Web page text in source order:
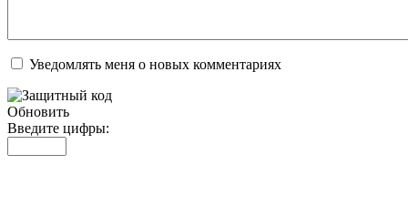
Уведомлять меня о новых комментариях
Обновить
Введите цифры: